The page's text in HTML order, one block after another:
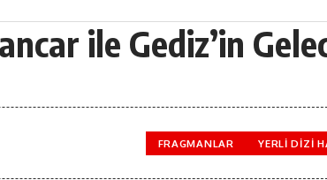
ile Gediz’in
FRAGMANLAR YERLI DIZI